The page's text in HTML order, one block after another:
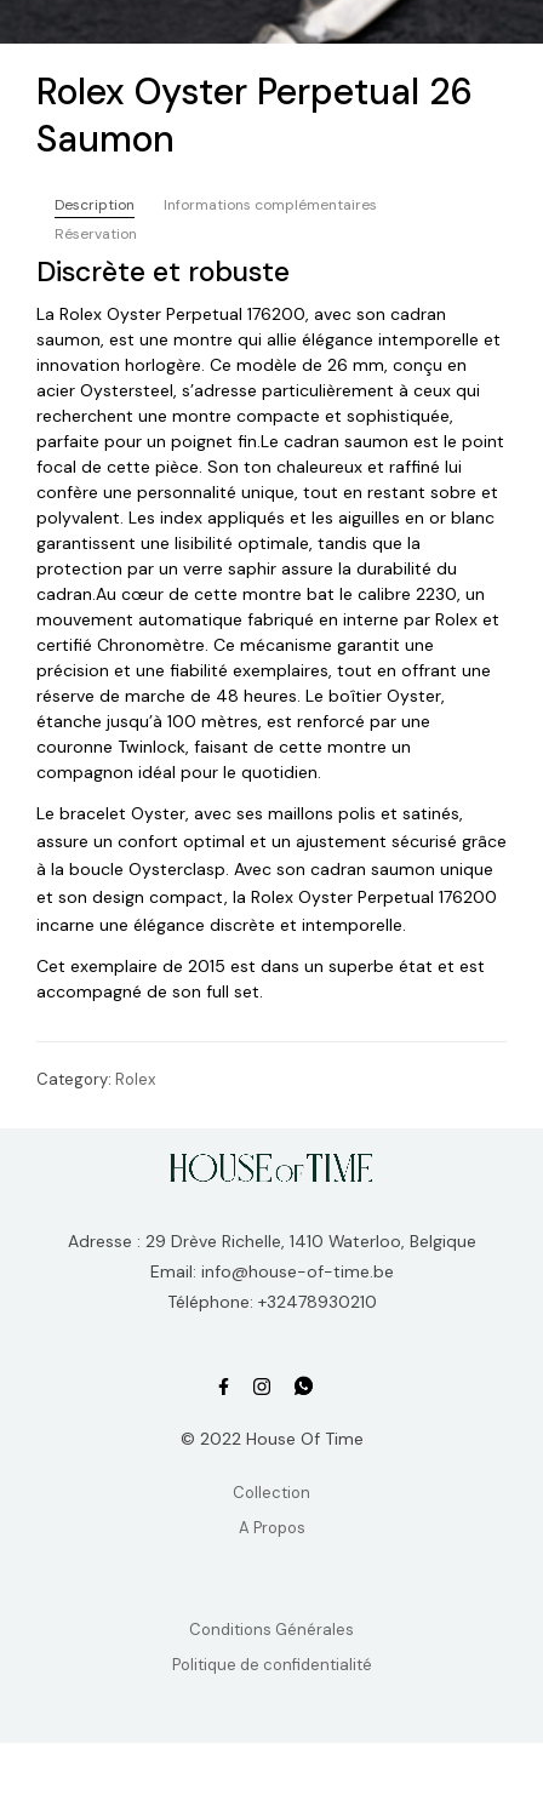
Rolex Oyster Perpetual 26
Saumon
Description
Informations complémentaires
Réservation
Discrète et robuste
La Rolex Oyster Perpetual 176200, avec son cadran
saumon, est une montre qui allie élégance intemporelle et
innovation horlogère. Ce modèle de 26 mm, conçu en
acier Oystersteel, s’adresse particulièrement à ceux qui
recherchent une montre compacte et sophistiquée,
parfaite pour un poignet fin.Le cadran saumon est le point
focal de cette pièce. Son ton chaleureux et raffiné lui
confère une personnalité unique, tout en restant sobre et
polyvalent. Les index appliqués et les aiguilles en or blanc
garantissent une lisibilité optimale, tandis que la
protection par un verre saphir assure la durabilité du
cadran.Au cœur de cette montre bat le calibre 2230, un
mouvement automatique fabriqué en interne par Rolex et
certifié Chronomètre. Ce mécanisme garantit une
précision et une fiabilité exemplaires, tout en offrant une
réserve de marche de 48 heures. Le boîtier Oyster,
étanche jusqu’à 100 mètres, est renforcé par une
couronne Twinlock, faisant de cette montre un
compagnon idéal pour le quotidien.
Le bracelet Oyster, avec ses maillons polis et satinés,
assure un confort optimal et un ajustement sécurisé grâce
à la boucle Oysterclasp. Avec son cadran saumon unique
et son design compact, la Rolex Oyster Perpetual 176200
incarne une élégance discrète et intemporelle.
Cet exemplaire de 2015 est dans un superbe état et est
accompagné de son full set.
Category: Rolex
Adresse : 29 Drève Richelle, 1410 Waterloo, Belgique
Email: info@house-of-time.be
Téléphone: +32478930210
© 2022 House Of Time
Collection
A Propos
Conditions Générales
Politique de confidentialité